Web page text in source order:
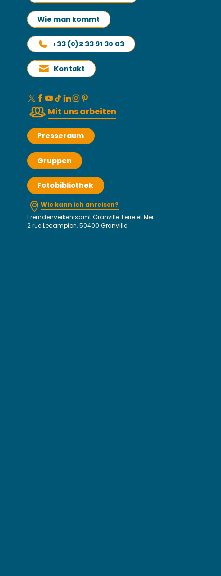
Wie man kommt
+33 (0)2 33 91 30 03
Kontakt
Mit uns arbeiten
Presseraum
Gruppen
Fotobibliothek
Wie kann ich anreisen?
Fremdenverkehrsamt Granville Terre et Mer
2 rue Lecampion, 50400 Granville